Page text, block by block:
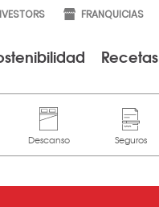
FRANQUICIAS
Recetas